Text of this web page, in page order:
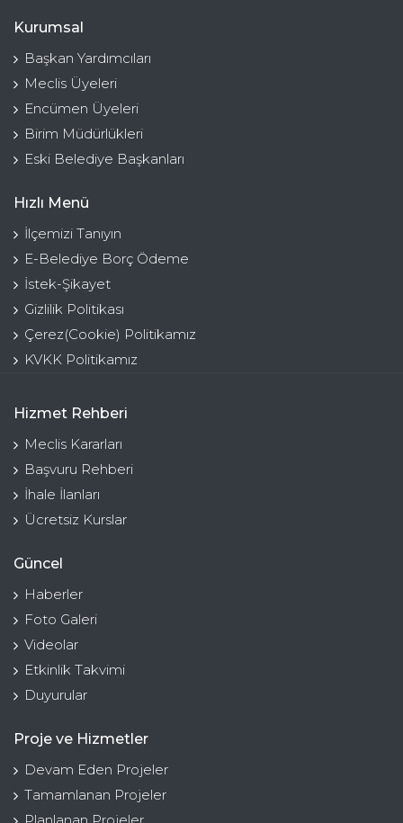
Kurumsal
Başkan Yardımcıları
Meclis Üyeleri
Encümen Üyeleri
Birim Müdürlükleri
Eski Belediye Başkanları
Hızlı Menü
İlçemizi Tanıyın
E-Belediye Borç Ödeme
İstek-Şikayet
Gizlilik Politikası
Çerez(Cookie) Politikamız
KVKK Politikamız
Hizmet Rehberi
Meclis Kararları
Başvuru Rehberi
İhale İlanları
Ücretsiz Kurslar
Güncel
Haberler
Foto Galeri
Videolar
Etkinlik Takvimi
Duyurular
Proje ve Hizmetler
Devam Eden Projeler
Tamamlanan Projeler